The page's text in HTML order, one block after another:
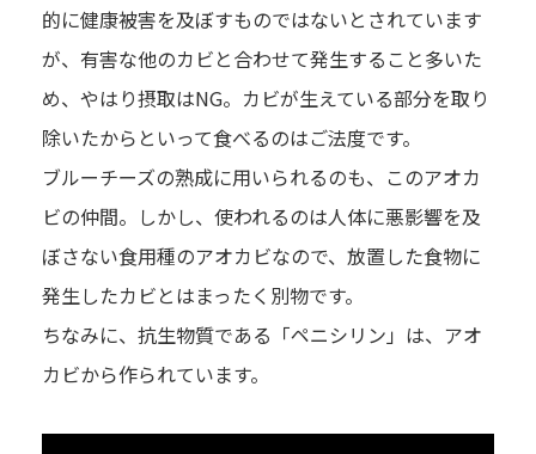
的に健康被害を及ぼすものではないとされています
が、有害な他のカビと合わせて発生すること多いた
め、やはり摂取はNG。カビが生えている部分を取り
除いたからといって食べるのはご法度です。
ブルーチーズの熟成に用いられるのも、このアオカ
ビの仲間。しかし、使われるのは人体に悪影響を及
ぼさない食用種のアオカビなので、放置した食物に
発生したカビとはまったく別物です。
ちなみに、抗生物質である「ペニシリン」は、アオ
カビから作られています。